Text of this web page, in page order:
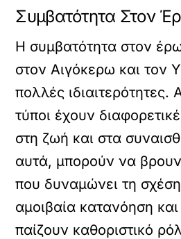
Συμβατότητα Στον
Η συμβατότητα στον
στον Αιγόκερω και τον
πολλές ιδιαιτερότητες.
τύποι έχουν
στη ζωή και στα
αυτά, μπορούν να
που δυναμώνει τη
αμοιβαία κατανόηση
παίζουν καθοριστικό